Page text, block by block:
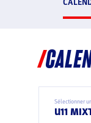
Sélectionner
U11